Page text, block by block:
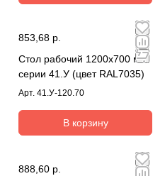
853,68 р.
Стол рабочий 1200х700 мм
серии 41.У (цвет RAL7035)
Арт. 41.У-120.70
В корзину
888,60 р.